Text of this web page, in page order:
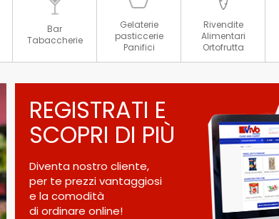
Bar
Tabaccherie
Gelaterie
pasticcerie
Panifici
Rivendite
Alimentari
Ortofrutta
REGISTRATI E
SCOPRI DI PIÙ
Diventa nostro cliente,
per te prezzi vantaggiosi
e la comodità
di ordinare online!